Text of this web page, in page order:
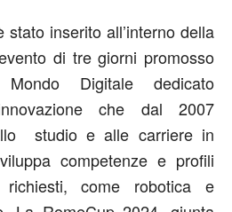
stato inserito all’interno della
di tre giorni promosso
Digitale dedicato
che dal 2007
studio e alle carriere in
competenze e profili
richiesti, come robotica e